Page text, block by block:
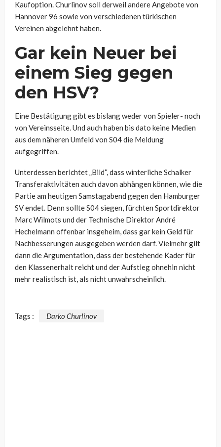
Kaufoption. Churlinov soll derweil andere Angebote von
Hannover 96 sowie von verschiedenen türkischen
Vereinen abgelehnt haben.
Gar kein Neuer bei
einem Sieg gegen
den HSV?
Eine Bestätigung gibt es bislang weder von Spieler- noch
von Vereinsseite. Und auch haben bis dato keine Medien
aus dem näheren Umfeld von S04 die Meldung
aufgegriffen.
Unterdessen berichtet „Bild“, dass winterliche Schalker
Transferaktivitäten auch davon abhängen können, wie die
Partie am heutigen Samstagabend gegen den Hamburger
SV endet. Denn sollte S04 siegen, fürchten Sportdirektor
Marc Wilmots und der Technische Direktor André
Hechelmann offenbar insgeheim, dass gar kein Geld für
Nachbesserungen ausgegeben werden darf. Vielmehr gilt
dann die Argumentation, dass der bestehende Kader für
den Klassenerhalt reicht und der Aufstieg ohnehin nicht
mehr realistisch ist, als nicht unwahrscheinlich.
Tags : Darko Churlinov